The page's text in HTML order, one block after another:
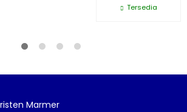
Tersedia
Marmer